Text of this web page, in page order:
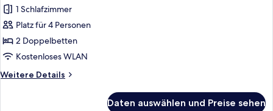
Comfort-
Zimmer,
2 Doppelbetten
anzeigen
1 Schlafzimmer
Platz für 4 Personen
2 Doppelbetten
Kostenloses WLAN
Weitere Details
Weitere
Daten auswählen und Preise sehen